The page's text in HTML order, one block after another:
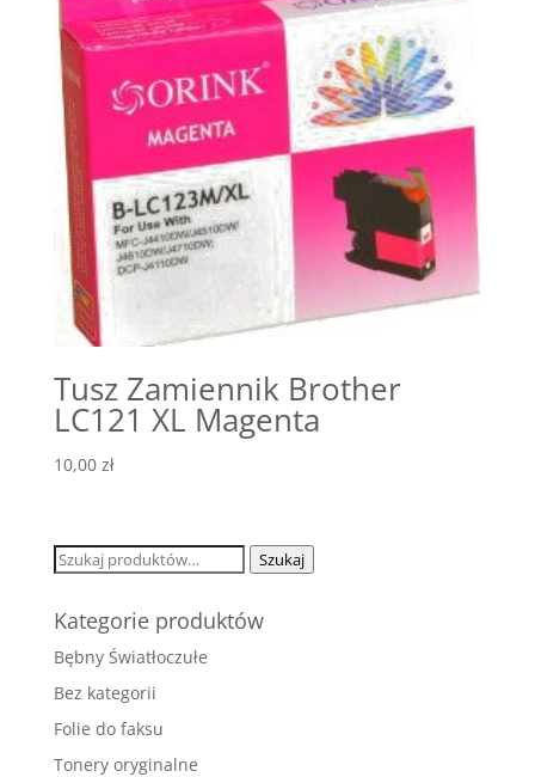
Tusz Zamiennik Brother
LC121 XL Magenta
10,00 zł
Szukaj: Szukaj
Kategorie produktów
Bębny Światłoczułe
Bez kategorii
Folie do faksu
Tonery oryginalne